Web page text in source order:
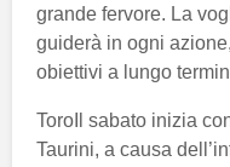
grande fervore. La
guiderà in ogni
obiettivi a lungo
ToroIl sabato inizia
Taurini, a causa